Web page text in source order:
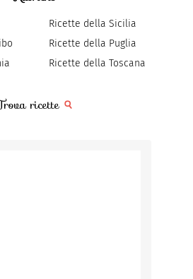
Ricette della Sicilia
Ricette della Puglia
Ricette della Toscana
ricette